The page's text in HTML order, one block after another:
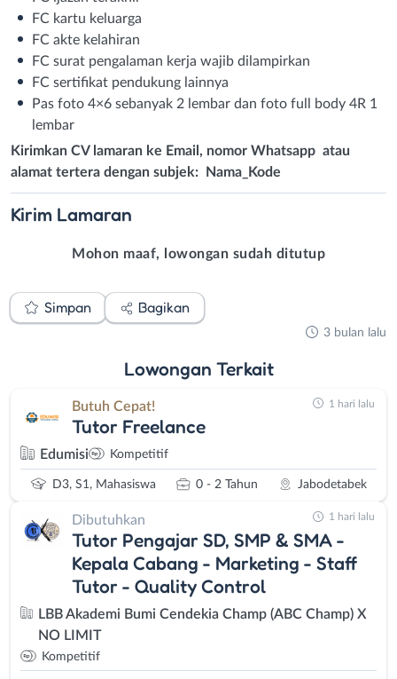
FC kartu keluarga
FC akte kelahiran
FC surat pengalaman kerja wajib dilampirkan
FC sertifikat pendukung lainnya
Pas foto 4×6 sebanyak 2 lembar dan foto full body 4R 1
lembar
Kirimkan CV lamaran ke Email, nomor Whatsapp atau
alamat tertera dengan subjek: Nama_Kode
Kirim Lamaran
Mohon maaf, lowongan sudah ditutup
Simpan Bagikan
3 bulan lalu
Lowongan Terkait
Butuh Cepat!
Tutor Freelance
Edumisi Kompetitif
D3, S1, Mahasiswa 0 - 2 Tahun Jabodetabek
1 hari lalu
Dibutuhkan
Tutor Pengajar SD, SMP & SMA -
Kepala Cabang - Marketing - Staff
Tutor - Quality Control
LBB Akademi Bumi Cendekia Champ (ABC Champ) X
NO LIMIT
Kompetitif
1 hari lalu